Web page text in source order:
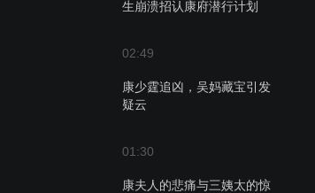
生崩溃招认康府潜行计划
02:49
康少霆追凶，吴妈藏宝引发
疑云
01:30
康夫人的悲痛与三姨太的惊